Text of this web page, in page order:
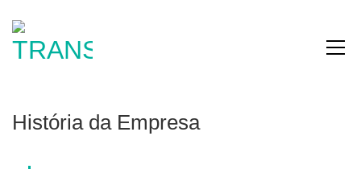
História da Empresa